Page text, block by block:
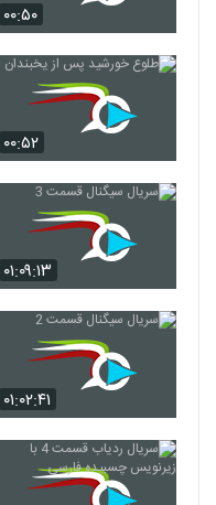
۰۰:۵۰
۰۰:۵۲
۰۱:۰۹:۱۳
۰۱:۰۲:۴۱